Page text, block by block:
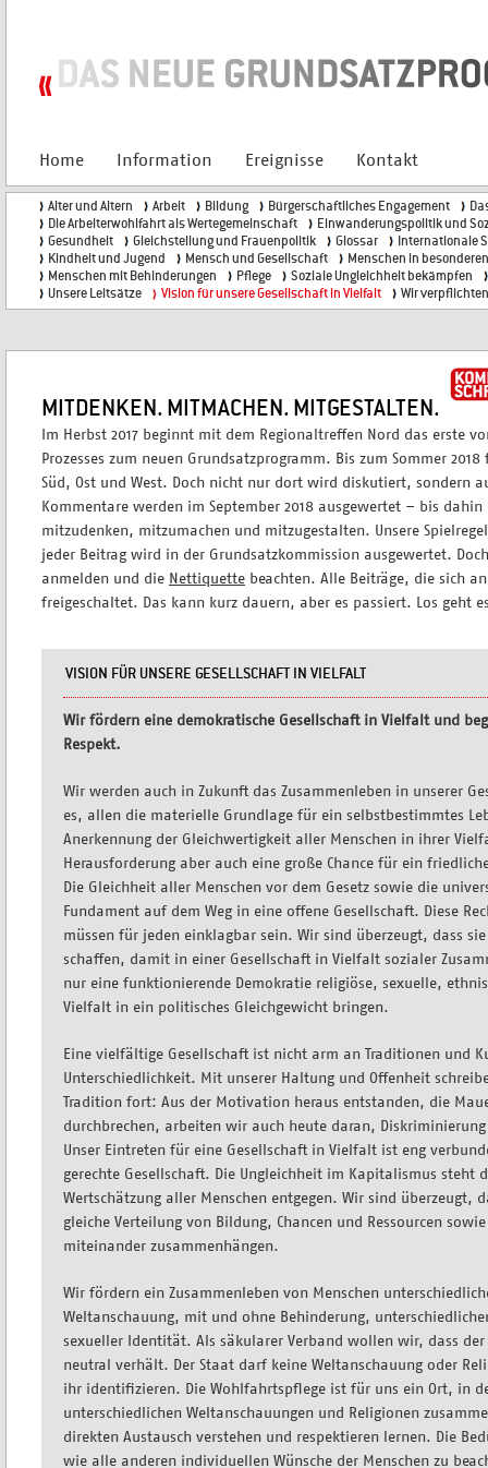
Home Information Ereignisse Kontakt
Alter und Altern Arbeit Bildung Bürgerschaftliches Engagement
Die Arbeiterwohlfahrt als Wertegemeinschaft
Einwanderungspolitik und
Gesundheit
Gleichstellung und Frauenpolitik Glossar
Internationale
Kindheit und Jugend
Mensch und Gesellschaft
Menschen in
Menschen mit Behinderungen
Pflege
Soziale Ungleichheit bekämpfen
Unsere Leitsätze
Vision für unsere Gesellschaft in Vielfalt Wir
MITDENKEN. MITMACHEN. MITGESTALTEN.
Im Herbst 2017 beginnt mit dem Regionaltreffen Nord das erste
Prozesses zum neuen Grundsatzprogramm. Bis zum Sommer
Süd, Ost und West. Doch nicht nur dort wird diskutiert, sondern
Kommentare werden im September 2018 ausgewertet – bis
mitzudenken, mitzumachen und mitzugestalten. Unsere
jeder Beitrag wird in der Grundsatzkommission ausgewertet.
anmelden und die Nettiquette beachten. Alle Beiträge, die sich
freigeschaltet. Das kann kurz dauern, aber es passiert. Los geht
VISION FÜR UNSERE GESELLSCHAFT IN VIELFALT
Wir fördern eine demokratische Gesellschaft in Vielfalt und
Respekt.
Wir werden auch in Zukunft das Zusammenleben in unserer
es, allen die materielle Grundlage für ein selbstbestimmtes
Anerkennung der Gleichwertigkeit aller Menschen in ihrer
Herausforderung aber auch eine große Chance für ein
Die Gleichheit aller Menschen vor dem Gesetz sowie die
Fundament auf dem Weg in eine offene Gesellschaft. Diese
müssen für jeden einklagbar sein. Wir sind überzeugt, dass
schaffen, damit in einer Gesellschaft in Vielfalt sozialer
nur eine funktionierende Demokratie religiöse, sexuelle,
Vielfalt in ein politisches Gleichgewicht bringen.
Eine vielfältige Gesellschaft ist nicht arm an Traditionen und
Unterschiedlichkeit. Mit unserer Haltung und Offenheit
Tradition fort: Aus der Motivation heraus entstanden, die
durchbrechen, arbeiten wir auch heute daran,
Unser Eintreten für eine Gesellschaft in Vielfalt ist eng
gerechte Gesellschaft. Die Ungleichheit im Kapitalismus steht
Wertschätzung aller Menschen entgegen. Wir sind überzeugt,
gleiche Verteilung von Bildung, Chancen und Ressourcen
miteinander zusammenhängen.
Wir fördern ein Zusammenleben von Menschen
Weltanschauung, mit und ohne Behinderung,
sexueller Identität. Als säkularer Verband wollen wir, dass
neutral verhält. Der Staat darf keine Weltanschauung oder
ihr identifizieren. Die Wohlfahrtspflege ist für uns ein Ort, in
unterschiedlichen Weltanschauungen und Religionen
direkten Austausch verstehen und respektieren lernen. Die
wie alle anderen individuellen Wünsche der Menschen zu